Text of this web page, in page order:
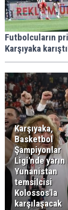
Futbolcuların
Karşıyaka
Karşıyaka,
Basketbol
Şampiyonlar
Ligi'nde yarın
Yunanistan
temsilcisi
Kolossos'la
karşılaşacak